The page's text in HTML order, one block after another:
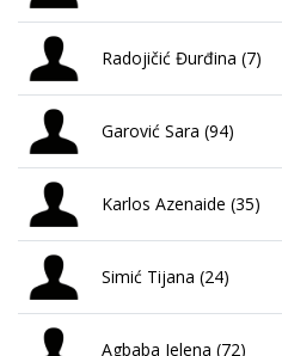
Radojičić Đurđina (7)
Garović Sara (94)
Karlos Azenaide (35)
Simić Tijana (24)
Agbaba Jelena (72)